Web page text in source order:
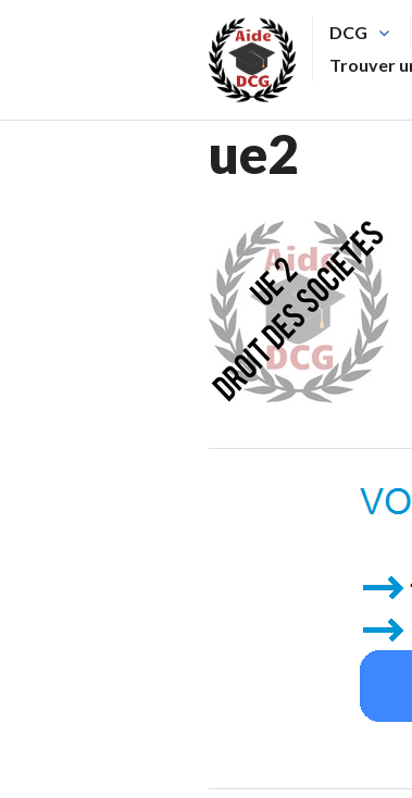
principal
DCG
Trouver
ue2